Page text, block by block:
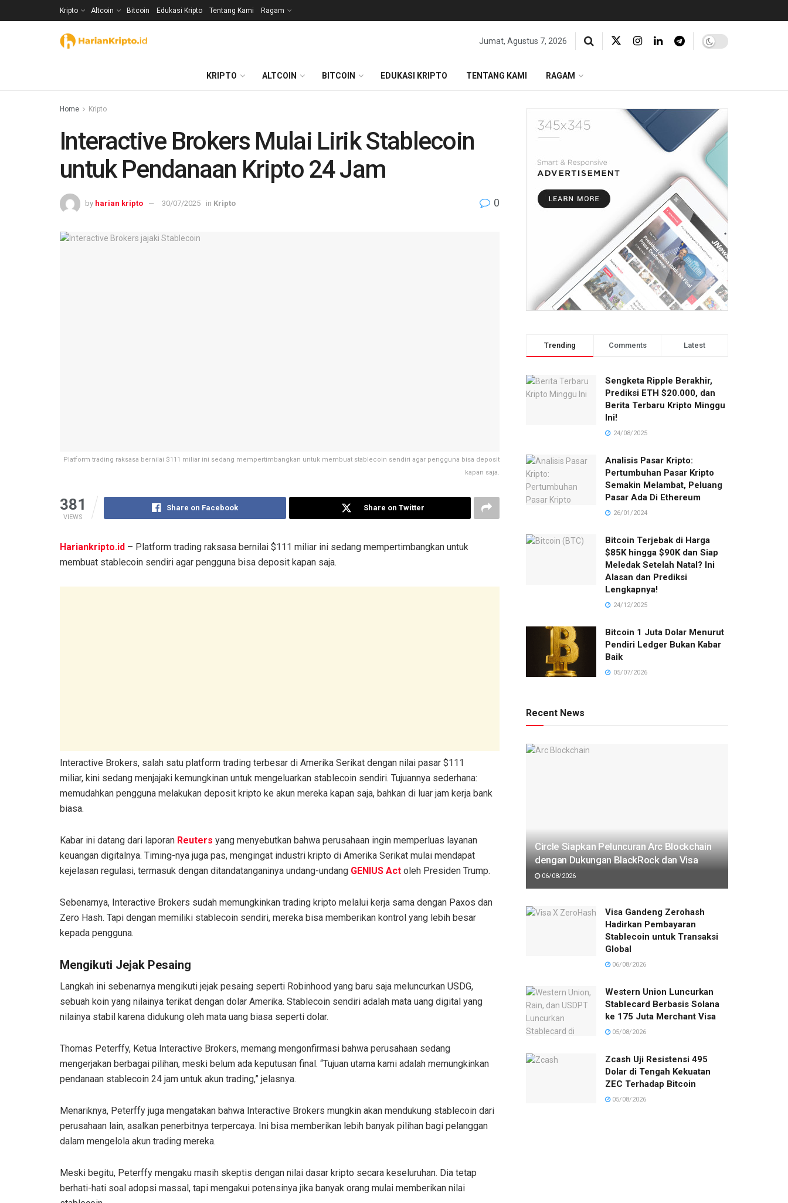
Kripto Altcoin Bitcoin Edukasi Kripto Tentang Kami Ragam
Jumat, Agustus 7, 2026
KRIPTO ALTCOIN BITCOIN EDUKASI KRIPTO TENTANG KAMI RAGAM
Home Kripto
Interactive Brokers Mulai Lirik Stablecoin
untuk Pendanaan Kripto 24 Jam
by harian kripto 30/07/2025 in Kripto 0
Platform trading raksasa bernilai $111 miliar ini sedang mempertimbangkan untuk membuat stablecoin sendiri agar pengguna bisa deposit
kapan saja.
381
VIEWS
Share on Facebook Share on Twitter
Hariankripto.id – Platform trading raksasa bernilai $111 miliar ini sedang mempertimbangkan untuk
membuat stablecoin sendiri agar pengguna bisa deposit kapan saja.
Interactive Brokers, salah satu platform trading terbesar di Amerika Serikat dengan nilai pasar $111
miliar, kini sedang menjajaki kemungkinan untuk mengeluarkan stablecoin sendiri. Tujuannya sederhana:
memudahkan pengguna melakukan deposit kripto ke akun mereka kapan saja, bahkan di luar jam kerja bank
biasa.
Kabar ini datang dari laporan Reuters yang menyebutkan bahwa perusahaan ingin memperluas layanan
keuangan digitalnya. Timing-nya juga pas, mengingat industri kripto di Amerika Serikat mulai mendapat
kejelasan regulasi, termasuk dengan ditandatanganinya undang-undang GENIUS Act oleh Presiden Trump.
Sebenarnya, Interactive Brokers sudah memungkinkan trading kripto melalui kerja sama dengan Paxos dan
Zero Hash. Tapi dengan memiliki stablecoin sendiri, mereka bisa memberikan kontrol yang lebih besar
kepada pengguna.
Mengikuti Jejak Pesaing
Langkah ini sebenarnya mengikuti jejak pesaing seperti Robinhood yang baru saja meluncurkan USDG,
sebuah koin yang nilainya terikat dengan dolar Amerika. Stablecoin sendiri adalah mata uang digital yang
nilainya stabil karena didukung oleh mata uang biasa seperti dolar.
Thomas Peterffy, Ketua Interactive Brokers, memang mengonfirmasi bahwa perusahaan sedang
mengerjakan berbagai pilihan, meski belum ada keputusan final. “Tujuan utama kami adalah memungkinkan
pendanaan stablecoin 24 jam untuk akun trading,” jelasnya.
Menariknya, Peterffy juga mengatakan bahwa Interactive Brokers mungkin akan mendukung stablecoin dari
perusahaan lain, asalkan penerbitnya terpercaya. Ini bisa memberikan lebih banyak pilihan bagi pelanggan
dalam mengelola akun trading mereka.
Meski begitu, Peterffy mengaku masih skeptis dengan nilai dasar kripto secara keseluruhan. Dia tetap
berhati-hati soal adopsi massal, tapi mengakui potensinya jika banyak orang mulai memberikan nilai
Trending Comments Latest
Sengketa Ripple Berakhir,
Prediksi ETH $20.000, dan
Berita Terbaru Kripto Minggu
Ini!
24/08/2025
Analisis Pasar Kripto:
Pertumbuhan Pasar Kripto
Semakin Melambat, Peluang
Pasar Ada Di Ethereum
26/01/2024
Bitcoin Terjebak di Harga
$85K hingga $90K dan Siap
Meledak Setelah Natal? Ini
Alasan dan Prediksi
Lengkapnya!
24/12/2025
Bitcoin 1 Juta Dolar Menurut
Pendiri Ledger Bukan Kabar
Baik
05/07/2026
Recent News
Circle Siapkan Peluncuran Arc Blockchain
dengan Dukungan BlackRock dan Visa
06/08/2026
Visa Gandeng Zerohash
Hadirkan Pembayaran
Stablecoin untuk Transaksi
Global
06/08/2026
Western Union Luncurkan
Stablecard Berbasis Solana
ke 175 Juta Merchant Visa
05/08/2026
Zcash Uji Resistensi 495
Dolar di Tengah Kekuatan
ZEC Terhadap Bitcoin
05/08/2026